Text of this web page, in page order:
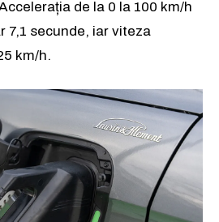
de la 0 la 100 km/h
7,1 secunde, iar viteza
km/h.